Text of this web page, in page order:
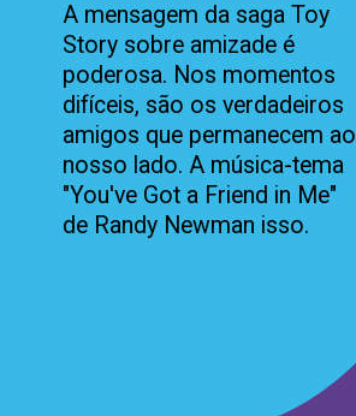
A mensagem da saga Toy
Story sobre amizade é
poderosa. Nos momentos
difíceis, são os verdadeiros
amigos que permanecem ao
nosso lado. A música-tema
"You've Got a Friend in Me"
de Randy Newman isso.